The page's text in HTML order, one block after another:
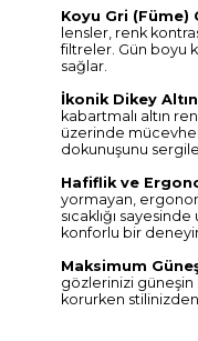
Koyu Gri (Füme)
lensler, renk
filtreler. Gün boyu
sağlar.
İkonik Dikey
kabartmalı altın
üzerinde
dokunuşunu
Hafiflik ve
yormayan,
sıcaklığı
konforlu bir
Maksimum
gözlerinizi güneşin
korurken